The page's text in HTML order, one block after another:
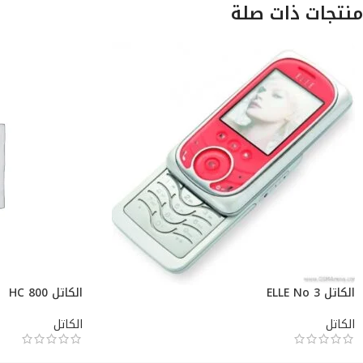
منتجات ذات صلة
الكاتل ELLE No 3
الكاتل
الكاتل HC 800
الكاتل